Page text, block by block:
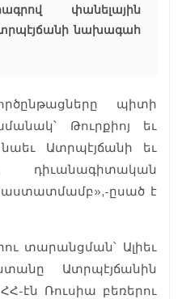
փանելային
նախագահ
պիտի
Թուրքիոյ եւ
Ատրպէյճանի եւ
դիւանագիտական
ըսած է
տարանցման՝ Ալիեւ
Ատրպէյճանին
էն Ռուսիա բեռերու